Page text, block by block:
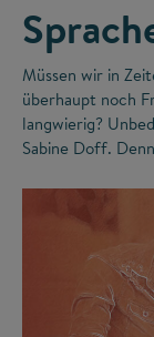
Müssen wir in
überhaupt noch
langwierig?
Sabine Doff.